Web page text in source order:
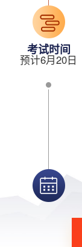
考试时间
预计6月20日